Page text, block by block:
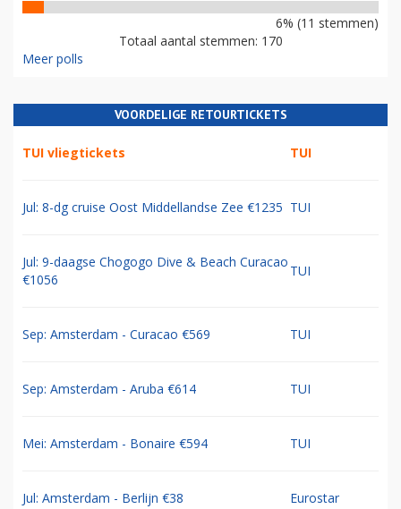
6% (11 stemmen)
Totaal aantal stemmen: 170
Meer polls
VOORDELIGE RETOURTICKETS
TUI vliegtickets TUI
Jul: 8-dg cruise Oost Middellandse Zee €1235 TUI
Jul: 9-daagse Chogogo Dive & Beach Curacao
€1056
TUI
Sep: Amsterdam - Curacao €569 TUI
Sep: Amsterdam - Aruba €614 TUI
Mei: Amsterdam - Bonaire €594 TUI
Jul: Amsterdam - Berlijn €38 Eurostar